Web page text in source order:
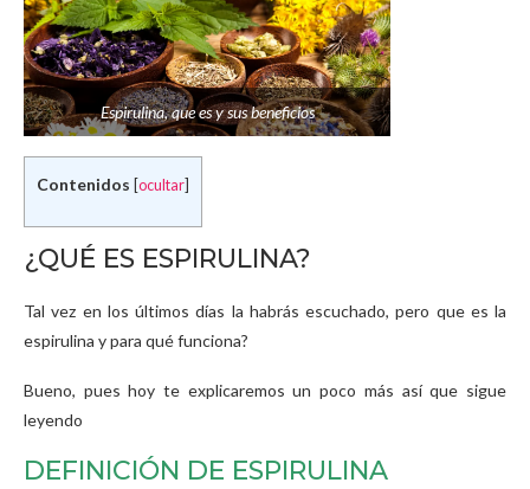
Espirulina, que es y sus beneficios
Contenidos ocultar
¿QUÉ ES ESPIRULINA?
Tal vez en los últimos días la habrás escuchado, pero que es la
espirulina y para qué funciona?
Bueno, pues hoy te explicaremos un poco más así que sigue
leyendo
DEFINICIÓN DE ESPIRULINA